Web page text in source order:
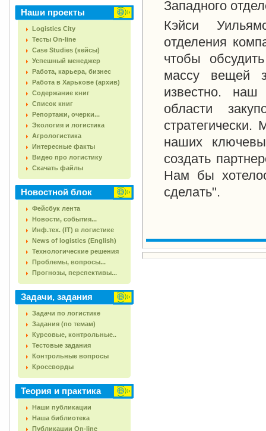
Наши проекты
Logistics City
Тесты On-line
Case Studies (кейсы)
Успешный менеджер
Работа, карьера, бизнес
Работа в Харькове (архив)
Содержание книг
Список книг
Репортажи, очерки...
Экология и логистика
Агрологистика
Интересные факты
Видео про логистику
Скачать файлы
Новостной блок
Фейсбук лента
Новости, события...
Инф.тех. (IT) в логистике
News of logistics (English)
Технологические решения
Проблемы, вопросы...
Прогнозы, перспективы...
Задачи, задания
Задачи по логистике
Задания (по темам)
Курсовые, контрольные..
Тестовые задания
Контрольные вопросы
Кроссворды
Теория и практика
Наши публикации
Наша библиотека
Публикации On-line
Западного
Кэйси
отделения
чтобы
массу вещей
известно.
области
наших
создать
Нам бы
сделать".